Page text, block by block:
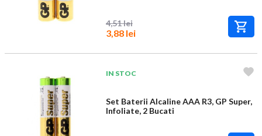
4,51 lei
3,88 lei
IN STOC
Set Baterii Alcaline AAA R3, GP Super,
Infoliate, 2 Bucati